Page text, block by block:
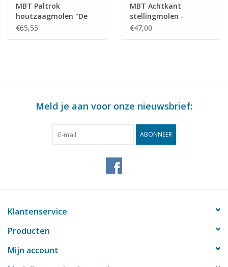
MBT Paltrok
houtzaagmolen "De
Eenhoorn" -
€65,55
MBT Achtkant
stellingmolen -
Bouwtekening Schaal 1
€47,00
Meld je aan voor onze nieuwsbrief:
ABONNEER
Klantenservice
Producten
Mijn account